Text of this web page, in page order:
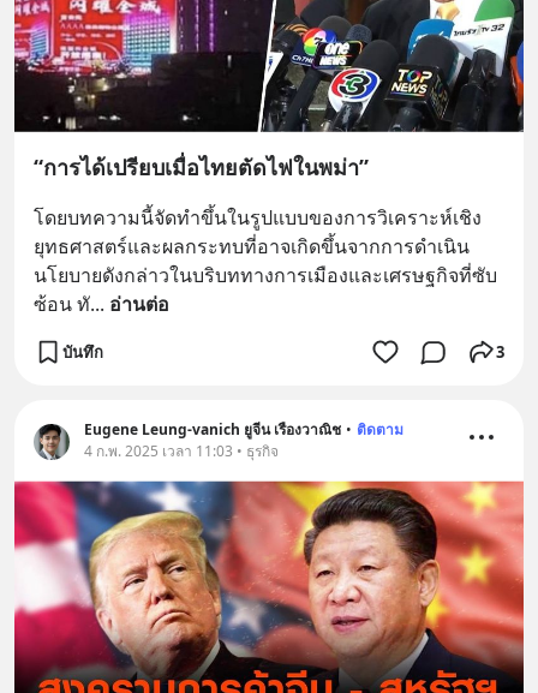
“การได้เปรียบเมื่อไทยตัดไฟในพม่า”
โดยบทความนี้จัดทำขึ้นในรูปแบบของการวิเคราะห์เชิง
ยุทธศาสตร์และผลกระทบที่อาจเกิดขึ้นจากการดำเนิน
นโยบายดังกล่าวในบริบททางการเมืองและเศรษฐกิจที่ซับ
ซ้อน ทั... อ่านต่อ
บันทึก 3
Eugene Leung-vanich ยูจีน เรืองวาณิช • ติดตาม
4 ก.พ. 2025 เวลา 11:03 • ธุรกิจ